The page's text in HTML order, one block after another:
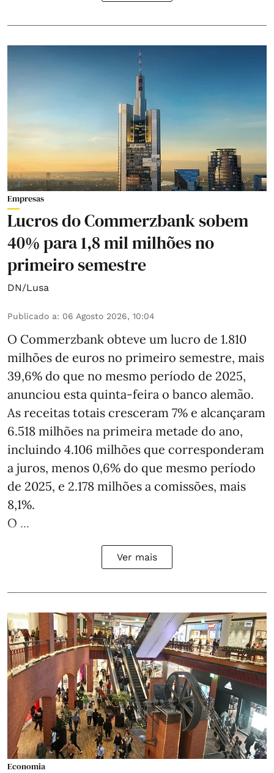
Empresas
Lucros do Commerzbank sobem
40% para 1,8 mil milhões no
primeiro semestre
DN/Lusa
Publicado a: 06 Agosto 2026, 10:04
O Commerzbank obteve um lucro de 1.810
milhões de euros no primeiro semestre, mais
39,6% do que no mesmo período de 2025,
anunciou esta quinta-feira o banco alemão.
As receitas totais cresceram 7% e alcançaram
6.518 milhões na primeira metade do ano,
incluindo 4.106 milhões que corresponderam
a juros, menos 0,6% do que mesmo período
de 2025, e 2.178 milhões a comissões, mais
8,1%.
O ...
Ver mais
Economia